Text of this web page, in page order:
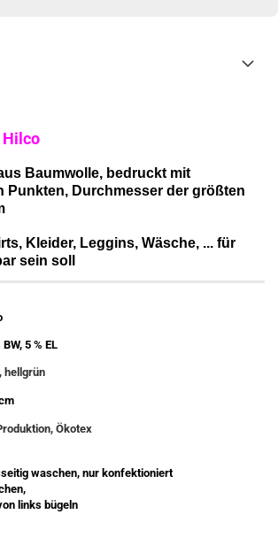
Baumwolle, bedruckt mit
Punkten, Durchmesser der größten
Kleider, Leggins, Wäsche, ... für
sein soll
BW, 5 % EL
hellgrün
Ökotex
waschen, nur konfektioniert
links bügeln